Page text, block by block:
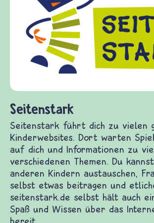
frieden-fragen.de ist ein
Kinder, Eltern und ErzieherInnen
Fragen von Krieg und Frieden,
Gewalt informiert und einen
diesem Themenbereich
fragen.de bietet Antworten auf
und Frieden, Streit und Gewalt.